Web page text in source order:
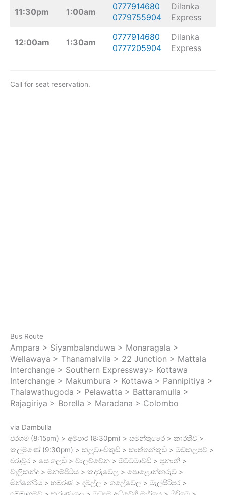
11:30pm 1:00am
0777914680
0779755904
Dilanka
Express
12:00am 1:30am
0777914680
0777205904
Dilanka
Express
Call for seat reservation.
Bus Route
Ampara > Siyambalanduwa > Monaragala >
Wellawaya > Thanamalvila > 22 Junction > Mattala
Interchange > Southern Expressway> Kottawa
Interchange > Makumbura > Kottawa > Pannipitiya >
Thalawathugoda > Pelawatta > Battaramulla >
Rajagiriya > Borella > Maradana > Colombo
via Dambulla
එරගම (8:15pm) > අම්පාර (8:30pm) > සමන්තුරෛ > කාරතිව් >
කල්මුණේ (9:30pm) > කලුවාංචිකුඩි > කාත්තන්කුඩි > මඩකලපුව >
එරාවූර් > සෙංගලඩි > වාලච්චේන > ඕට්ටමාවඩි > පූනානි >
වැලිකන්ද > මනම්පිටිය > කදුරුවෙල > පොළොන්නරුව >
මින්නේරිය > හබරණ > දඹුල්ල > ගලේවෙල > මැල්සිරිපුර >